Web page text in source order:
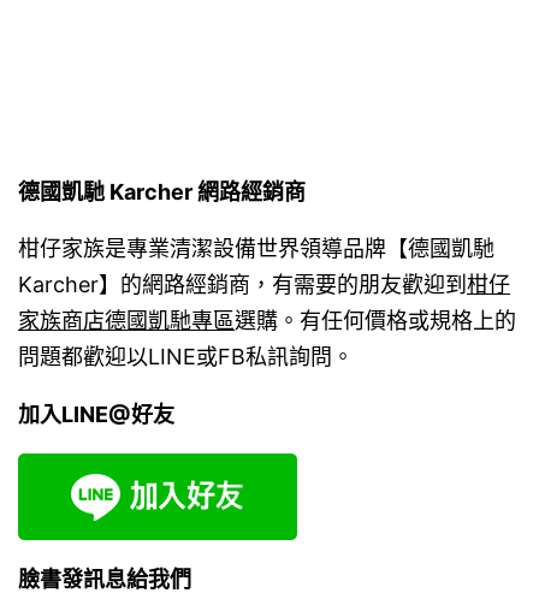
德國凱馳 Karcher 網路經銷商
柑仔家族是專業清潔設備世界領導品牌【德國凱馳
Karcher】的網路經銷商，有需要的朋友歡迎到 柑仔
家族商店德國凱馳專區選購。有任何價格或規格上的
問題都歡迎以LINE或FB私訊詢問。
加入LINE@好友
臉書發訊息給我們